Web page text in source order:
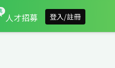
人才招募 登入/註冊